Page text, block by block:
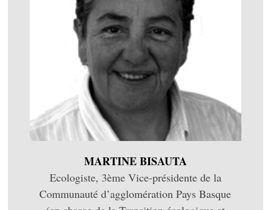
MARTINE BISAUTA
Ecologiste, 3ème Vice-présidente de la
Communauté d’agglomération Pays Basque